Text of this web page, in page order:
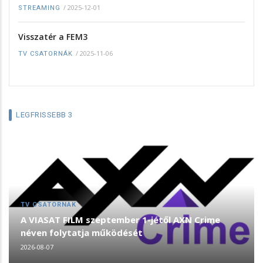
STREAMING / 2025-12-01
Visszatér a FEM3
TV CSATORNÁK / 2025-11-06
LEGFRISSEBB 3
TV CSATORNÁK
A VIASAT FILM szeptember 1-jétől AXN Crime
néven folytatja működését
2026-08-07